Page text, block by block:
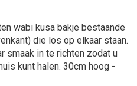
wabi kusa bakje bestaande
die los op elkaar staan.
smaak in te richten zodat u
kunt halen. 30cm hoog -